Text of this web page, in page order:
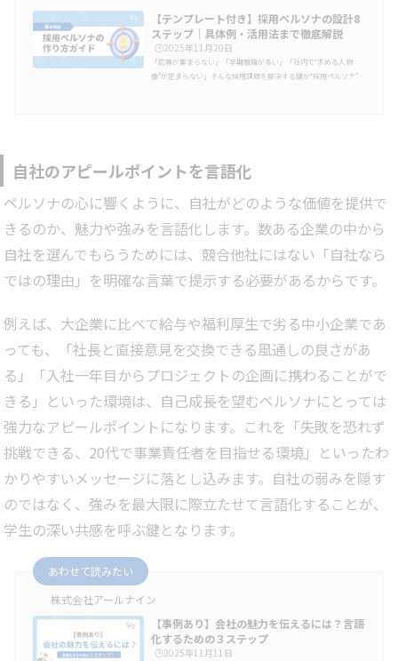
【テンプレート付き】採用ペルソナの設計8
ステップ｜具体例・活用法まで徹底解説
🕒️2025年11月20日
「応募が集まらない」「早期離職が多い」「社内で“求める人物
像”が定まらない」そんな採用課題を解決する鍵が“採用ペルソナ”で
rsona）」とは、もと…
自社のアピールポイントを言語化
ペルソナの心に響くように、自社がどのような価値を提供で
きるのか、魅力や強みを言語化します。数ある企業の中から
自社を選んでもらうためには、競合他社にはない「自社なら
ではの理由」を明確な言葉で提示する必要があるからです。
例えば、大企業に比べて給与や福利厚生で劣る中小企業であ
っても、「社長と直接意見を交換できる風通しの良さがあ
る」「入社一年目からプロジェクトの企画に携わることがで
きる」といった環境は、自己成長を望むペルソナにとっては
強力なアピールポイントになります。これを「失敗を恐れず
挑戦できる、20代で事業責任者を目指せる環境」といったわ
かりやすいメッセージに落とし込みます。自社の弱みを隠す
のではなく、強みを最大限に際立たせて言語化することが、
学生の深い共感を呼ぶ鍵となります。
あわせて読みたい
株式会社アールナイン
【事例あり】会社の魅力を伝えるには？言語
化するための３ステップ
🕒️2025年11月11日